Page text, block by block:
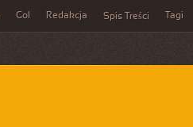
Gol Redakcja Spis Treści Tagi